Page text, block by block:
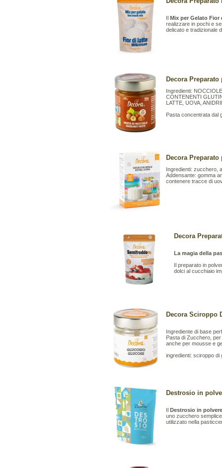
Il Mix per Gelato Fior
realizzare in pochi e
delicato e tradizionale
Decora
Ingredienti:
CONTENENTI
LATTE, UOVA,
Pasta concentrata dal
Decora
Ingredienti: zucchero,
Addensante: gomma
contenere tracce di
Decora
La magia della
Il preparato in
dolci al cucchiaio
Decora Sciroppo
Ingrediente di base
Pasta di Zucchero,
anche per mousse e
ingredienti: sciroppo di
Destrosio in
Il Destrosio in
uno zucchero
utilizzato nella